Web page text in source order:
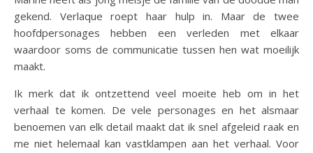
gekend. Verlaque roept haar hulp in. Maar de twee
hoofdpersonages hebben een verleden met elkaar
waardoor soms de communicatie tussen hen wat moeilijk
maakt.
Ik merk dat ik ontzettend veel moeite heb om in het
verhaal te komen. De vele personages en het alsmaar
benoemen van elk detail maakt dat ik snel afgeleid raak en
me niet helemaal kan vastklampen aan het verhaal. Voor